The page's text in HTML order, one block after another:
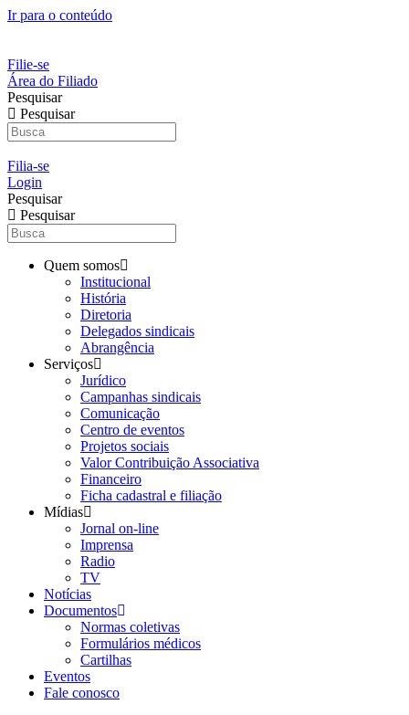
Ir para o conteúdo
Filie-se
Área do Filiado
Pesquisar
Pesquisar
Filia-se
Login
Pesquisar
Pesquisar
Quem somos
Institucional
História
Diretoria
Delegados sindicais
Abrangência
Serviços
Jurídico
Campanhas sindicais
Comunicação
Centro de eventos
Projetos sociais
Valor Contribuição Associativa
Financeiro
Ficha cadastral e filiação
Mídias
Jornal on-line
Imprensa
Radio
TV
Notícias
Documentos
Normas coletivas
Formulários médicos
Cartilhas
Eventos
Fale conosco